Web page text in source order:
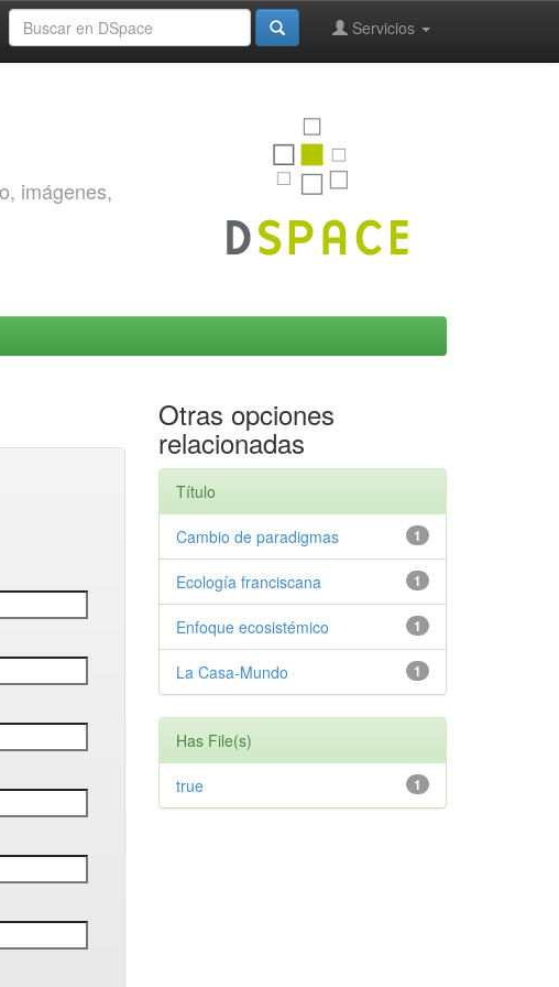
Servicios
imágenes,
Otras opciones
relacionadas
Título
1
Cambio de paradigmas
1
Ecología franciscana
1
Enfoque ecosistémico
1
La Casa-Mundo
Has File(s)
1
true